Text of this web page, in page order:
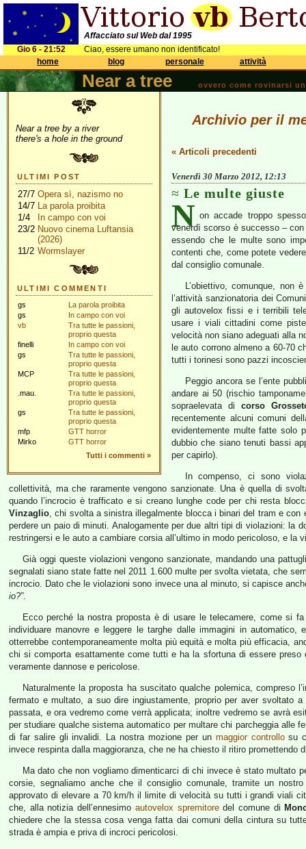
Affacciato sul Web dal 1995
Gio 6 - 21:52
Ciao, essere umano non identificato!
home
blog personale attività
Near a tree ovvero come rovinarsi
Near a tree by a river
there's a hole in the ground
ULTIMI POST
27/7 Opera sì, nazismo no
14/7 La parola proibita
1/4
In campo con voi
23/2 Nuovo cinema Luftansia
(2026)
11/2 Wormslayer
ULTIMI COMMENTI
gs
La parola proibita
gs
In campo con voi
vb
Tra tutte le passioni,
proprio questa
finelli
In campo con voi
gs
Tra tutte le passioni,
proprio questa
MCP
Tra tutte le passioni,
proprio questa
.mau.
Tra tutte le passioni,
proprio questa
gs
Tra tutte le passioni,
proprio questa
mfp
GTT horror
Mirko
GTT horror
Tutti i commenti »
Archivio per il
« Articoli precedenti
Venerdì 30 Marzo 2012, 12:13
Le multe giuste
N on accade troppo
venerdì scorso è successo –
essendo che le multe sono
contenti che, come potete
dal consiglio comunale.
L’obiettivo, comunque, non
l’attività sanzionatoria dei
gli autovelox fissi e i terribili
usare i viali cittadini come
velocità non siano adeguati alla
le auto corrono almeno a 60-70
tutti i torinesi sono pazzi
Peggio ancora se l’ente
andare ai 50 (rischio
sopraelevata di corso
recentemente alcuni comuni
evidentemente multe fatte solo
dubbio che siano tenuti bassi
per capirlo).
In compenso, ci sono
collettività, ma che raramente vengono sanzionate. Una è quella di
quando l’incrocio è trafficato e si creano lunghe code per chi resta
Vinzaglio, chi svolta a sinistra illegalmente blocca i binari del tram e
perdere un paio di minuti. Analogamente per due altri tipi di violazioni: la
restringersi e le auto a cambiare corsia all’ultimo in modo pericoloso, e la
Già oggi queste violazioni vengono sanzionate, mandando una
segnalati siano state fatte nel 2011 1.600 multe per svolta vietata, che
incrocio. Dato che le violazioni sono invece una al minuto, si capisce
io?”.
Ecco perché la nostra proposta è di usare le telecamere, come si
individuare manovre e leggere le targhe dalle immagini in
otterrebbe contemporaneamente molta più equità e molta più efficacia,
chi si comporta esattamente come tutti e ha la sfortuna di essere
veramente dannose e pericolose.
Naturalmente la proposta ha suscitato qualche polemica, compreso
fermato e multato, a suo dire ingiustamente, proprio per aver svoltato
passata, e ora vedremo come verrà applicata; inoltre vedremo se avrà
per studiare qualche sistema automatico per multare chi parcheggia alle
di far salire gli invalidi. La nostra mozione per un maggior controllosu
invece respinta dalla maggioranza, che ne ha chiesto il ritiro promettendo
Ma dato che non vogliamo dimenticarci di chi invece è stato multato
corsie, segnaliamo anche che il consiglio comunale, tramite un
approvato di elevare a 70 km/h il limite di velocità su tutti i grandi viali
che, alla notizia dell’ennesimo autovelox spremitoredel comune di
chiedere che la stessa cosa venga fatta dai comuni della cintura su
strada è ampia e priva di incroci pericolosi.